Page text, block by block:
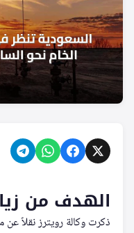
الهدف من
ذكرت وكالة رويترز نقلاً